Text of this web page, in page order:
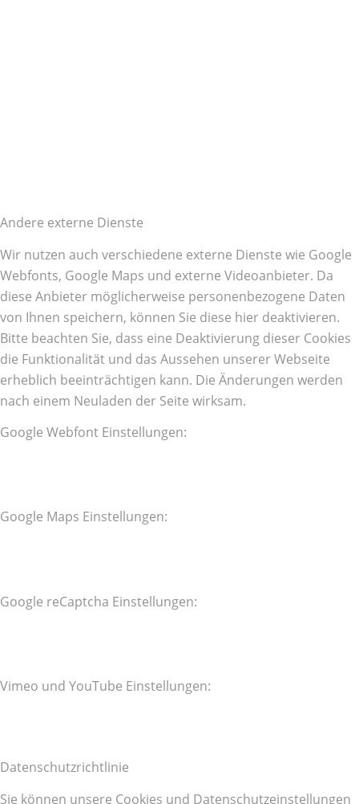
Andere externe Dienste
Wir nutzen auch verschiedene externe Dienste wie Google
Webfonts, Google Maps und externe Videoanbieter. Da
diese Anbieter möglicherweise personenbezogene Daten
von Ihnen speichern, können Sie diese hier deaktivieren.
Bitte beachten Sie, dass eine Deaktivierung dieser Cookies
die Funktionalität und das Aussehen unserer Webseite
erheblich beeinträchtigen kann. Die Änderungen werden
nach einem Neuladen der Seite wirksam.
Google Webfont Einstellungen:
Google Maps Einstellungen:
Google reCaptcha Einstellungen:
Vimeo und YouTube Einstellungen:
Datenschutzrichtlinie
Sie können unsere Cookies und Datenschutzeinstellungen